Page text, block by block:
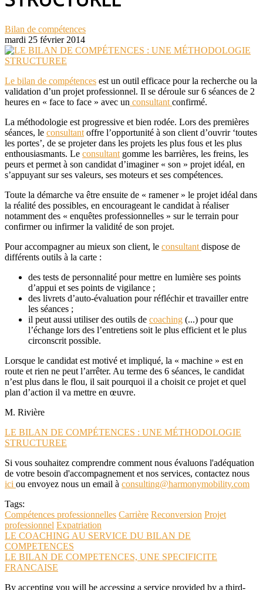
Bilan de compétences
mardi 25 février 2014
Le bilan de compétences est un outil efficace pour la recherche ou la
validation d’un projet professionnel. Il se déroule sur 6 séances de 2
heures en « face to face » avec un consultant confirmé.
La méthodologie est progressive et bien rodée. Lors des premières
séances, le consultant offre l’opportunité à son client d’ouvrir ‘toutes
les portes’, de se projeter dans les projets les plus fous et les plus
enthousiasmants. Le consultant gomme les barrières, les freins, les
peurs et permet à son candidat d’imaginer « son » projet idéal, en
s’appuyant sur ses valeurs, ses moteurs et ses compétences.
Toute la démarche va être ensuite de « ramener » le projet idéal dans
la réalité des possibles, en encourageant le candidat à réaliser
notamment des « enquêtes professionnelles » sur le terrain pour
confirmer ou infirmer la validité de son projet.
Pour accompagner au mieux son client, le consultant dispose de
différents outils à la carte :
des tests de personnalité pour mettre en lumière ses points
d’appui et ses points de vigilance ;
des livrets d’auto-évaluation pour réfléchir et travailler entre
les séances ;
il peut aussi utiliser des outils de coaching (...) pour que
l’échange lors des l’entretiens soit le plus efficient et le plus
circonscrit possible.
Lorsque le candidat est motivé et impliqué, la « machine » est en
route et rien ne peut l’arrêter. Au terme des 6 séances, le candidat
n’est plus dans le flou, il sait pourquoi il a choisit ce projet et quel
plan d’action il va mettre en œuvre.
M. Rivière
LE BILAN DE COMPÉTENCES : UNE MÉTHODOLOGIE
STRUCTUREE
Si vous souhaitez comprendre comment nous évaluons l'adéquation
de votre besoin d'accompagnement et nos services, contactez nous
ici ou envoyez nous un email à consulting@harmonymobility.com
Tags:
Compétences professionnelles Carrière Reconversion Projet
professionnel Expatriation
LE COACHING AU SERVICE DU BILAN DE
COMPETENCES
LE BILAN DE COMPETENCES, UNE SPECIFICITE
FRANCAISE
By accepting you will be accessing a service provided by a third-